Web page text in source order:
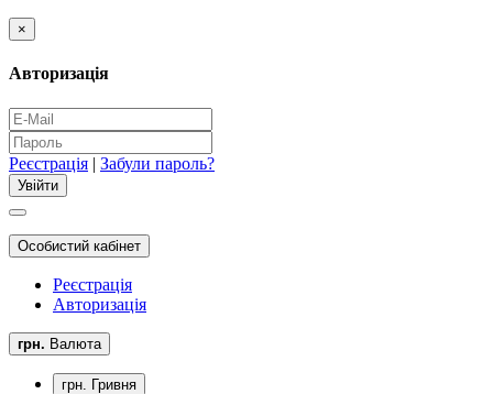
×
Авторизація
Реєстрація | Забули пароль?
Особистий кабінет
Реєстрація
Авторизація
грн. Валюта
грн. Гривня